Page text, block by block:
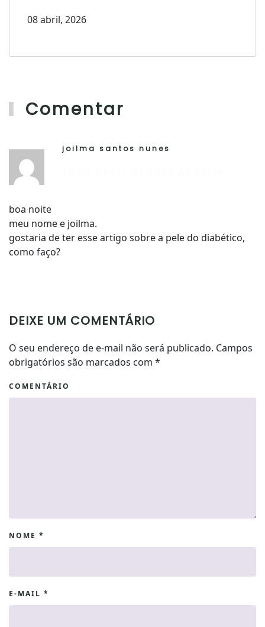
08 abril, 2026
Comentar
joilma santos nunes
boa noite
meu nome e joilma.
gostaria de ter esse artigo sobre a pele do diabético,
como faço?
DEIXE UM COMENTÁRIO
O seu endereço de e-mail não será publicado. Campos
obrigatórios são marcados com *
COMENTÁRIO
NOME *
E-MAIL *